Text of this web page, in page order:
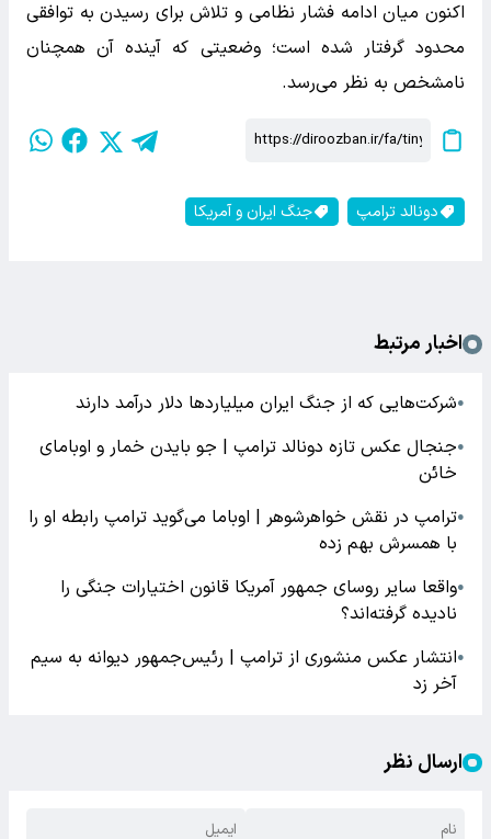
اکنون میان ادامه فشار نظامی و تلاش برای رسیدن به توافقی
محدود گرفتار شده است؛ وضعیتی که آینده آن همچنان
نامشخص به نظر می‌رسد.
دونالد ترامپ جنگ ایران و آمریکا
اخبار مرتبط
●شرکت‌هایی که از جنگ ایران میلیاردها دلار درآمد دارند
●جنجال عکس تازه دونالد ترامپ | جو بایدن خمار و اوبامای
خائن
●ترامپ در نقش خواهرشوهر | اوباما می‌گوید ترامپ رابطه او را
با همسرش بهم زده
●واقعا سایر روسای جمهور آمریکا قانون اختیارات جنگی را
نادیده گرفته‌اند؟
●انتشار عکس منشوری از ترامپ | رئیس‌جمهور دیوانه به سیم
آخر زد
ارسال نظر